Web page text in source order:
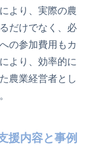
より、実際の農
だけでなく、必
の参加費用もカ
より、効率的に
農業経営者とし
援内容と事例